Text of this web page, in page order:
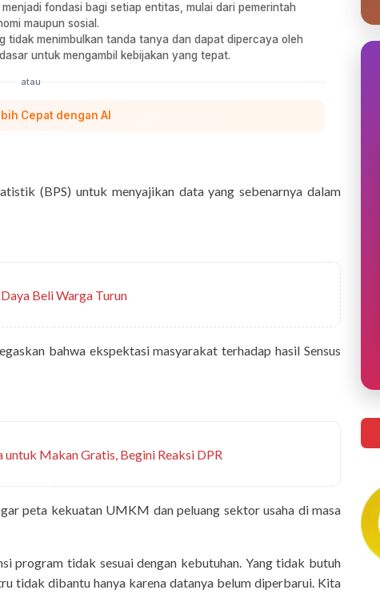
fondasi bagi setiap entitas, mulai dari pemerintah
maupun sosial.
tidak menimbulkan tanda tanya dan dapat dipercaya oleh
untuk mengambil kebijakan yang tepat.
atau
Cepat dengan AI
(BPS) untuk menyajikan data yang sebenarnya dalam
Beli Warga Turun
bahwa ekspektasi masyarakat terhadap hasil Sensus
Makan Gratis, Begini Reaksi DPR
peta kekuatan UMKM dan peluang sektor usaha di masa
program tidak sesuai dengan kebutuhan. Yang tidak butuh
tidak dibantu hanya karena datanya belum diperbarui. Kita